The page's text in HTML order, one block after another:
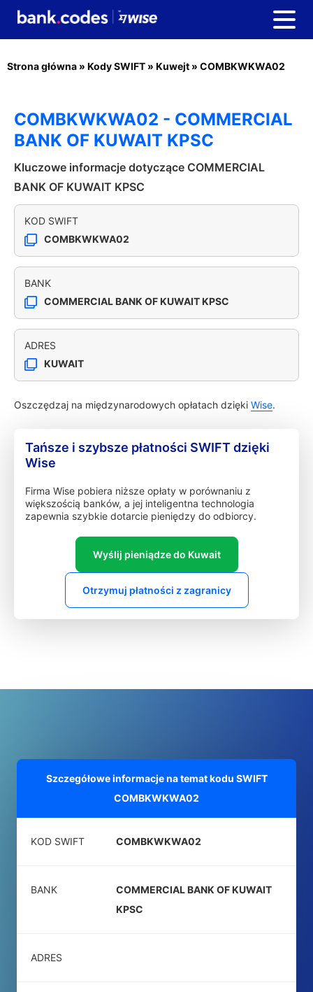
Strona główna » Kody SWIFT » Kuwejt » COMBKWKWA02
COMBKWKWA02 - COMMERCIAL
BANK OF KUWAIT KPSC
Kluczowe informacje dotyczące COMMERCIAL
BANK OF KUWAIT KPSC
KOD SWIFT
COMBKWKWA02
BANK
COMMERCIAL BANK OF KUWAIT KPSC
ADRES
KUWAIT
Oszczędzaj na międzynarodowych opłatach dzięki Wise.
Tańsze i szybsze płatności SWIFT dzięki
Wise
Firma Wise pobiera niższe opłaty w porównaniu z
większością banków, a jej inteligentna technologia
zapewnia szybkie dotarcie pieniędzy do odbiorcy.
Wyślij pieniądze do Kuwait
Otrzymuj płatności z zagranicy
Szczegółowe informacje na temat kodu SWIFT
COMBKWKWA02
KOD SWIFT COMBKWKWA02
BANK
COMMERCIAL BANK OF KUWAIT
KPSC
ADRES